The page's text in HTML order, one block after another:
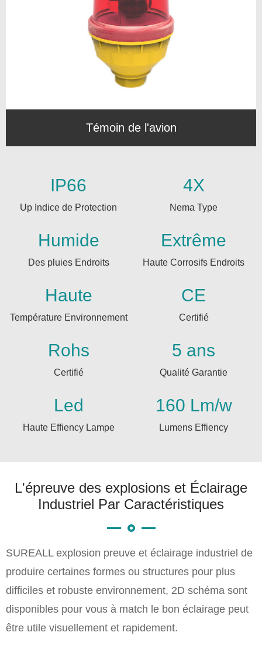
Témoin de l'avion
IP66
Up Indice de Protection
4X
Nema Type
Humide
Des pluies Endroits
Extrême
Haute Corrosifs Endroits
Haute
Température Environnement
CE
Certifié
Rohs
Certifié
5 ans
Qualité Garantie
Led
Haute Effiency Lampe
160 Lm/w
Lumens Effiency
L'épreuve des explosions et Éclairage
Industriel Par Caractéristiques
SUREALL explosion preuve et éclairage industriel de
produire certaines formes ou structures pour plus
difficiles et robuste environnement, 2D schéma sont
disponibles pour vous à match le bon éclairage peut
être utile visuellement et rapidement.